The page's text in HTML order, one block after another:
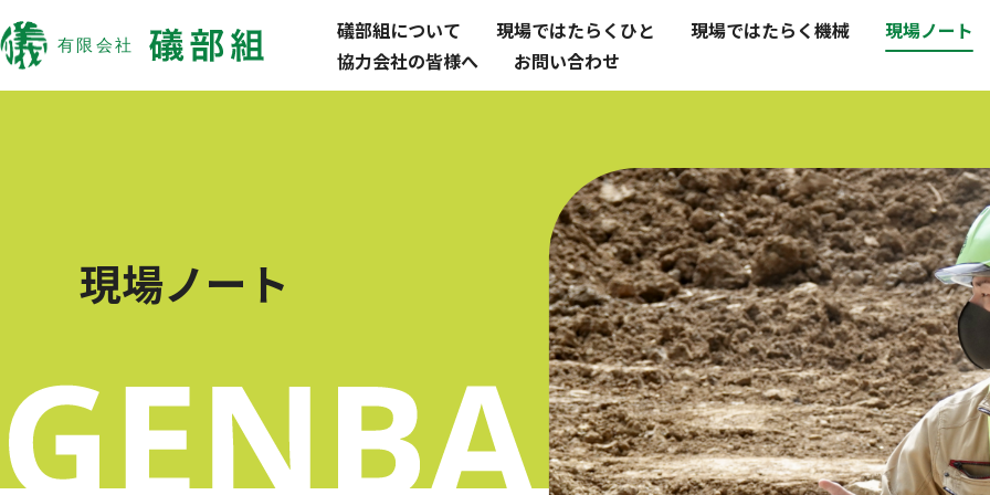
礒部組について 現場ではたらくひと 現場ではたらく機械
現場ノート
協力会社の皆様へ
お問い合わせ
現場ノート